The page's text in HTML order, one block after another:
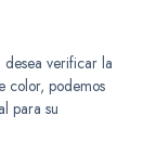
desea verificar la
color, podemos
para su